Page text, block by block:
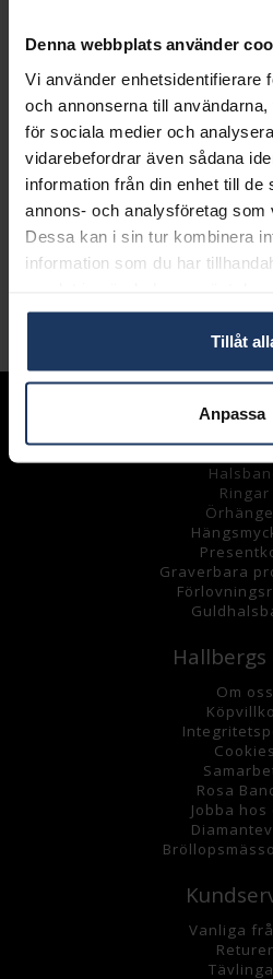
Denna webbplats använder
Vi använder enhetsidentifierare
och annonserna till
för sociala medier och
vidarebefordrar även sådana
information från din enhet till de
annons- och analysföretag som
Dessa kan i sin tur kombinera
information som du har
Tillåt
Anpassa
Lagervara.
Leveranstid 2-5 arbetsdagar.
Öppet köp i 30 dagar vid
INFO
LÄNGD CA (CM)
16.8
VARUMÄRKE
MODELL
MATERIAL
Andra
Ringar
Graverbara
Hallbergs
Om oss
K
Cookies
Rosa
Jobba hos
Vanliga
Returer